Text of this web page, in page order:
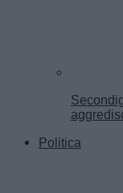
Politica